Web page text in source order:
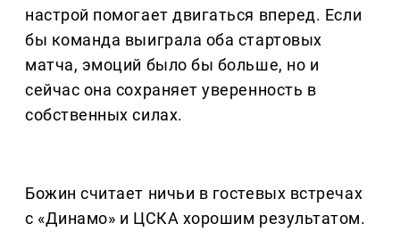
настрой помогает двигаться вперед. Если
бы команда выиграла оба стартовых
матча, эмоций было бы больше, но и
сейчас она сохраняет уверенность в
собственных силах.
Божин считает ничьи в гостевых встречах
с «Динамо» и ЦСКА хорошим результатом.